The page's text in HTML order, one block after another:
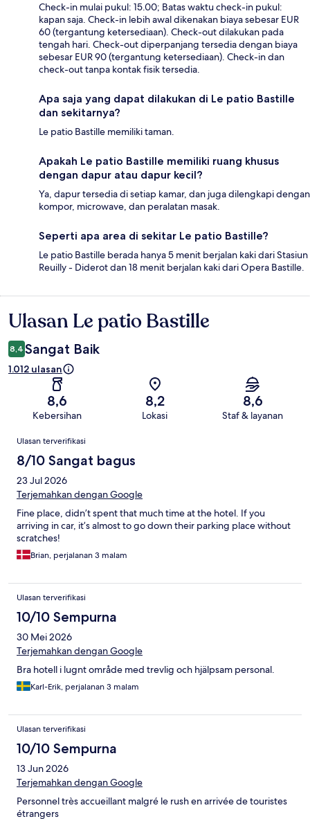
Check-in mulai pukul: 15.00; Batas waktu check-in pukul:
kapan saja. Check-in lebih awal dikenakan biaya sebesar EUR
60 (tergantung ketersediaan). Check-out dilakukan pada
tengah hari. Check-out diperpanjang tersedia dengan biaya
sebesar EUR 90 (tergantung ketersediaan). Check-in dan
check-out tanpa kontak fisik tersedia.
Apa saja yang dapat dilakukan di Le patio Bastille
dan sekitarnya?
Le patio Bastille memiliki taman.
Apakah Le patio Bastille memiliki ruang khusus
dengan dapur atau dapur kecil?
Ya, dapur tersedia di setiap kamar, dan juga dilengkapi dengan
kompor, microwave, dan peralatan masak.
Seperti apa area di sekitar Le patio Bastille?
Le patio Bastille berada hanya 5 menit berjalan kaki dari Stasiun
Reuilly - Diderot dan 18 menit berjalan kaki dari Opera Bastille.
Ulasan
Ulasan Le patio Bastille
8,4 Sangat Baik
1.012 ulasan
8,6
Kebersihan
8,2
Lokasi
8,6
Staf & layanan
Ulasan
Ulasan terverifikasi
8/10 Sangat bagus
23 Jul 2026
Terjemahkan dengan Google
Fine place, didn’t spent that much time at the hotel. If you
arriving in car, it’s almost to go down their parking place without
scratches!
Brian, perjalanan 3 malam
Ulasan terverifikasi
10/10 Sempurna
30 Mei 2026
Terjemahkan dengan Google
Bra hotell i lugnt område med trevlig och hjälpsam personal.
Karl-Erik, perjalanan 3 malam
Ulasan terverifikasi
10/10 Sempurna
13 Jun 2026
Terjemahkan dengan Google
Personnel très accueillant malgré le rush en arrivée de touristes
étrangers